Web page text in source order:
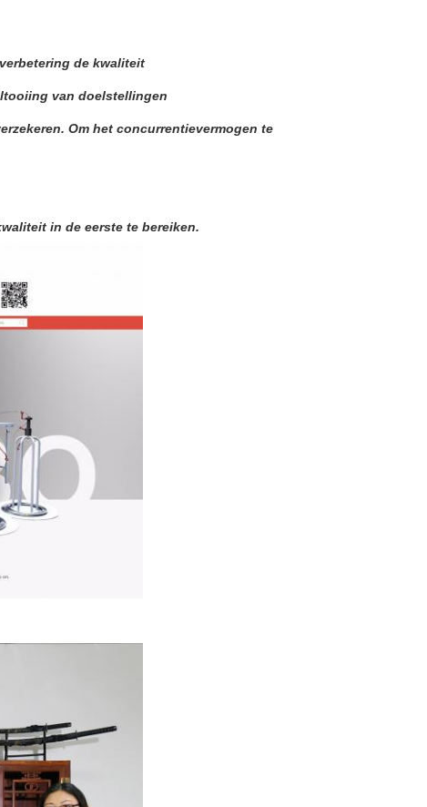
de kwaliteit
van doelstellingen
Om het concurrentievermogen te
in de eerste te bereiken.